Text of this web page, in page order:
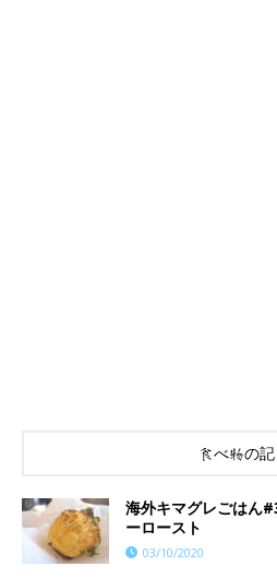
食べ物の記
海外キマグレごはん
ーロースト
03/10/2020